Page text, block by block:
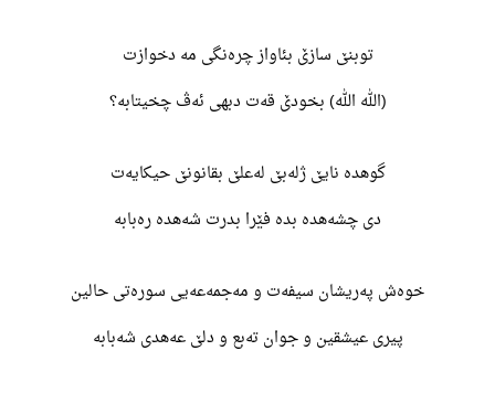
توبنێ سازێ بئاواز چرەنگی مە دخوازت
(الله الله) بخودێ قەت دبهی ئەڤ چخیتابە؟
گوهدە نایێ ژلەبێ لەعلێ بقانونێ حیکایەت
دی چشەهدە بدە فێرا بدرت شەهدە رەبابە
خوەش پەریشان سیفەت و مەجمەعەیی سورەتی حالین
پیری عیشقین و جوان تەبع و دلێ عەهدی شەبابە